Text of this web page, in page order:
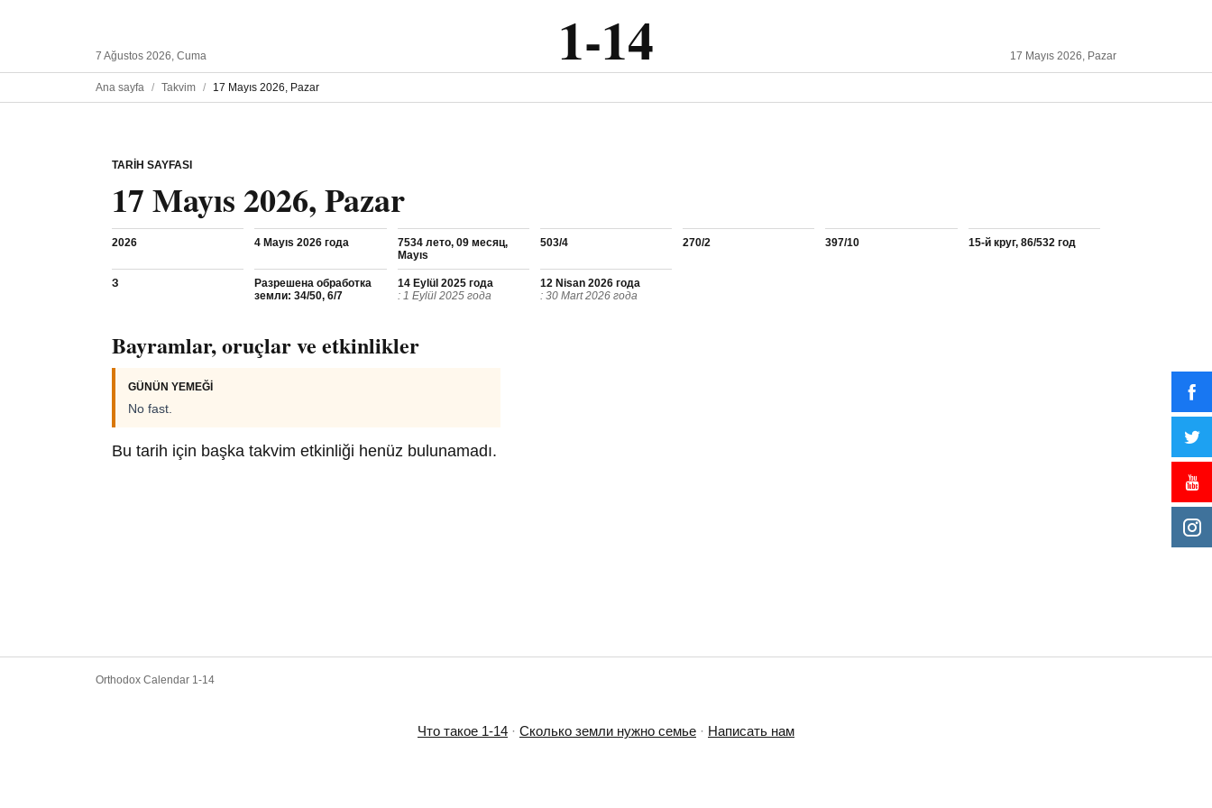
7 Ağustos 2026, Cuma 1-14 17 Mayıs 2026, Pazar
Ana sayfa Takvim 17 Mayıs 2026, Pazar
TARIH SAYFASI
17 Mayıs 2026, Pazar
2026 4 Mayıs 2026 года
7534 лето, 09 месяц,
Mayıs
503/4 270/2 397/10 15-й круг, 86/532 год
З
Разрешена обработка
земли: 34/50, 6/7
14 Eylül 2025 года
: 1 Eylül 2025 года
12 Nisan 2026 года
: 30 Mart 2026 года
Bayramlar, oruçlar ve etkinlikler
GÜNÜN YEMEĞI
No fast.
Bu tarih için başka takvim etkinliği henüz bulunamadı.
Orthodox Calendar 1-14
Что такое 1-14 · Сколько земли нужно семье · Написать нам